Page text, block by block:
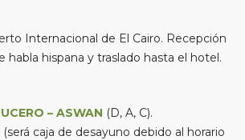
Internacional de El Cairo. Recepción
habla hispana y traslado hasta el hotel.
– ASWAN (D, A, C).
caja de desayuno debido al horario